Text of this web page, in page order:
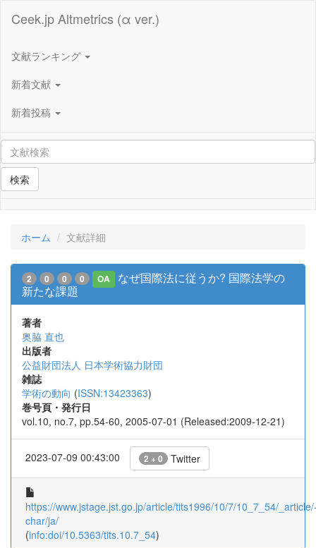
Ceek.jp Altmetrics (α ver.)
文献ランキング
新着文献
新着投稿
検索
ホーム 文献詳細
2 0 0 0 OA
なぜ国際法に従うか? 国際法学の
新たな課題
著者
奥脇 直也
出版者
公益財団法人 日本学術協力財団
雑誌
学術の動向 (ISSN:13423363)
巻号頁・発行日
vol.10, no.7, pp.54-60, 2005-07-01 (Released:2009-12-21)
2023-07-09 00:43:00 2 + 0 Twitter
https://www.jstage.jst.go.jp/article/tits1996/10/7/10_7_54/
char/ja/
(info:doi/10.5363/tits.10.7_54)